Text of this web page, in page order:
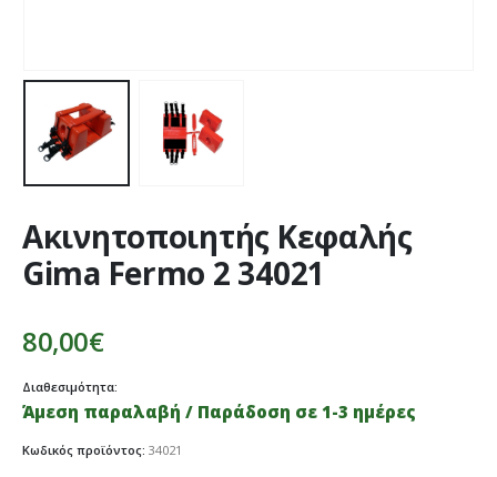
Ακινητοποιητής Κεφαλής
Gima Fermo 2 34021
80,00€
Διαθεσιμότητα:
Άμεση παραλαβή / Παράδοση σε 1-3 ημέρες
Κωδικός προϊόντος: 34021